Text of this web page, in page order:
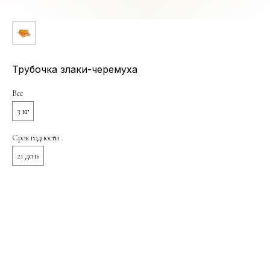
Трубочка злаки-черемуха
Вес
3 кг
Срок годности
21 день